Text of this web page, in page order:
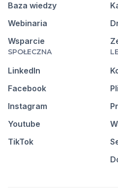
Baza wiedzy
Webinaria
Wsparcie
SPOŁECZNA
LinkedIn
Facebook
Instagram
Youtube
TikTok